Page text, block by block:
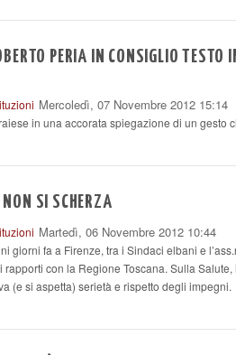
PERIA IN CONSIGLIO TESTO
Mercoledì, 07 Novembre 2012 15:14
in una accorata spiegazione di un gesto
SI SCHERZA
Martedì, 06 Novembre 2012 10:44
giorni fa a Firenze, tra i Sindaci elbani e
con la Regione Toscana. Sulla
(e si aspetta) serietà e rispetto degli impegni.